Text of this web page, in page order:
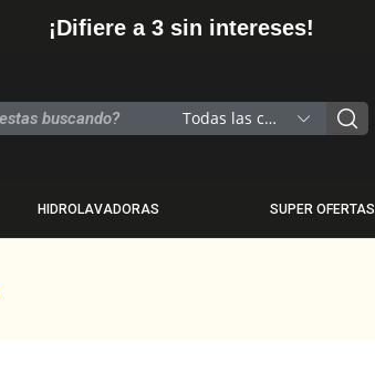
¡Difiere a 3 sin intereses!
Todas las categorias
HIDROLAVADORAS SUPER OFERTAS